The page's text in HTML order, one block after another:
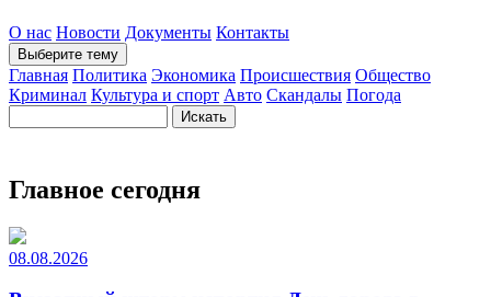
О нас Новости Документы Контакты
Выберите тему
Главная Политика Экономика Происшествия Общество
Криминал Культура и спорт Авто Скандалы Погода
Главное сегодня
08.08.2026